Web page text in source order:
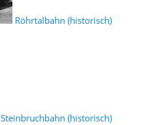
Röhrtalbahn (historisch)
Steinbruchbahn (historisch)